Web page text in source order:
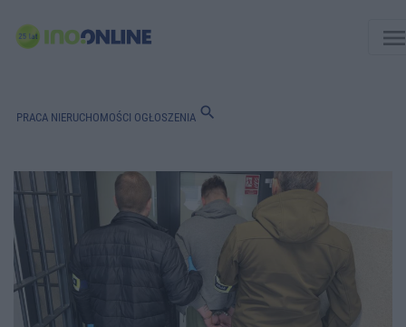
PRACA NIERUCHOMOŚCI OGŁOSZENIA search